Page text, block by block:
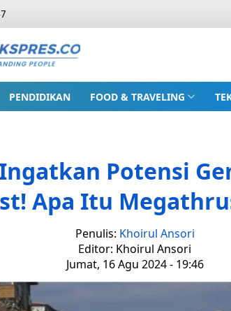
PENDIDIKAN FOOD & TRAVELING
Potensi
Apa Itu
Penulis: Khoirul Ansori
Editor: Khoirul Ansori
Jumat, 16 Agu 2024 - 19:46